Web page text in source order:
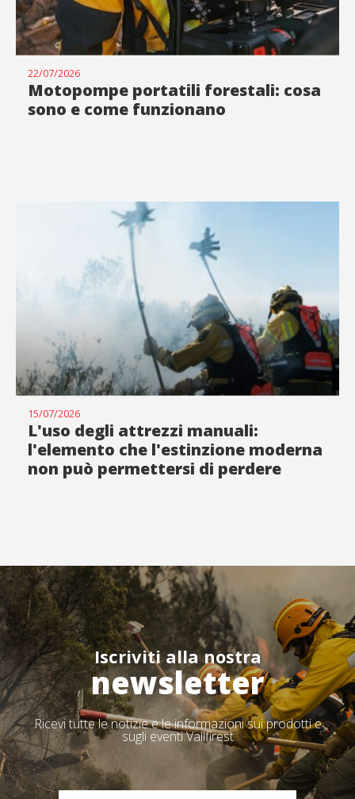
22/07/2026
Motopompe portatili forestali: cosa
sono e come funzionano
15/07/2026
L'uso degli attrezzi manuali:
l'elemento che l'estinzione moderna
non può permettersi di perdere
Iscriviti alla nostra
newsletter
Ricevi tutte le notizie e le informazioni sui prodotti e
sugli eventi Vallfirest